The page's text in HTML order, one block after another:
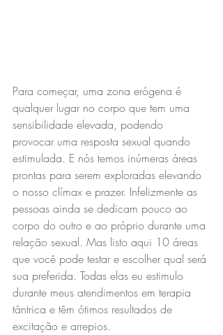
Para começar, uma zona erógena é
qualquer lugar no corpo que tem uma
sensibilidade elevada, podendo
provocar uma resposta sexual quando
estimulada. E nós temos inúmeras áreas
prontas para serem exploradas elevando
o nosso clímax e prazer. Infelizmente as
pessoas ainda se dedicam pouco ao
corpo do outro e ao próprio durante uma
relação sexual. Mas listo aqui 10 áreas
que você pode testar e escolher qual será
sua preferida. Todas elas eu estimulo
durante meus atendimentos em terapia
tântrica e têm ótimos resultados de
excitação e arrepios.